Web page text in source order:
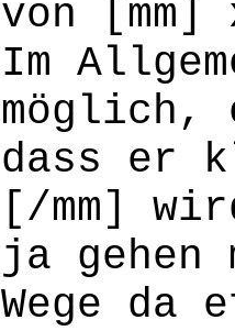
von
Im
möglich,
dass er
[/mm]
ja gehen
Wege